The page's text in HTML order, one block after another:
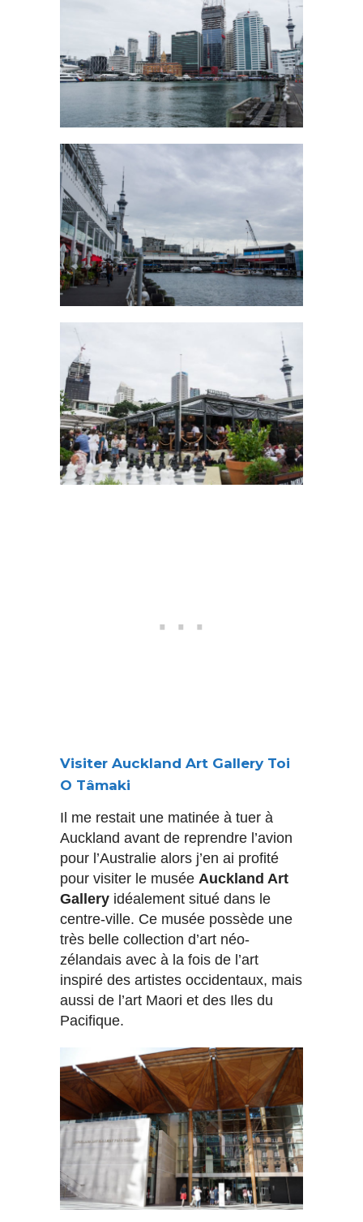
Visiter Auckland Art Gallery Toi
O Tâmaki
Il me restait une matinée à tuer à
Auckland avant de reprendre l’avion
pour l’Australie alors j’en ai profité
pour visiter le musée Auckland Art
Gallery idéalement situé dans le
centre-ville. Ce musée possède une
très belle collection d’art néo-
zélandais avec à la fois de l’art
inspiré des artistes occidentaux, mais
aussi de l’art Maori et des Iles du
Pacifique.